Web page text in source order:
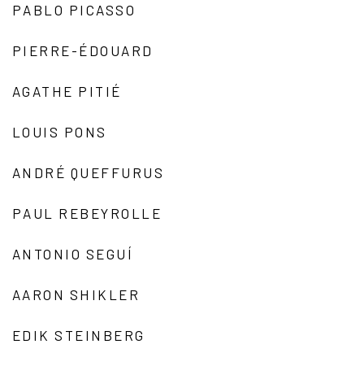
PABLO PICASSO
PIERRE-ÉDOUARD
AGATHE PITIÉ
LOUIS PONS
ANDRÉ QUEFFURUS
PAUL REBEYROLLE
ANTONIO SEGUÍ
AARON SHIKLER
EDIK STEINBERG